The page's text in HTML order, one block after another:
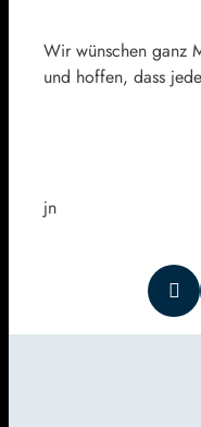
Wir wünschen ganz
und hoffen, dass
jn